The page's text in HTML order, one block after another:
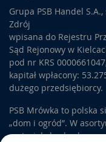
Grupa PSB Handel
Zdrój
wpisana do Rejestru
Sąd Rejonowy w
pod nr KRS
kapitał wpłacony:
dużego przedsiębiorcy.
PSB Mrówka to polska
„dom i ogród”. W
materiały budowlane,